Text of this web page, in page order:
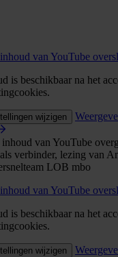
van YouTube
is beschikbaar na het
wijzigen
van YouTube
verbinder, lezing van
LOB mbo
van YouTube
is beschikbaar na het
wijzigen